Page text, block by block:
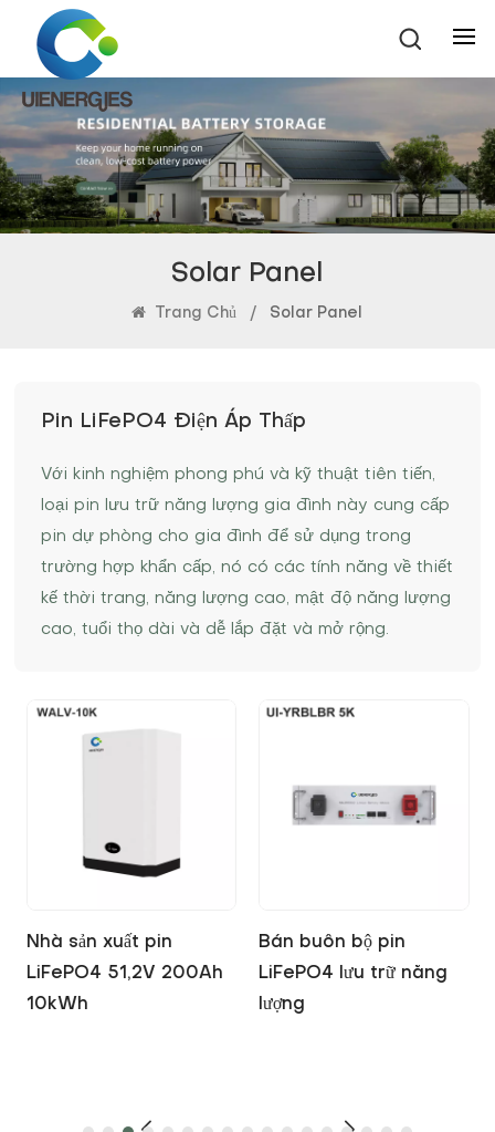
Solar Panel
Trang Chủ / Solar Panel
Pin LiFePO4 Điện Áp Thấp
Với kinh nghiệm phong phú và kỹ thuật tiên tiến,
loại pin lưu trữ năng lượng gia đình này cung cấp
pin dự phòng cho gia đình để sử dụng trong
trường hợp khẩn cấp, nó có các tính năng về thiết
kế thời trang, năng lượng cao, mật độ năng lượng
cao, tuổi thọ dài và dễ lắp đặt và mở rộng.
Nhà sản xuất pin
LiFePO4 51,2V 200Ah
10kWh
Bán buôn bộ pin
LiFePO4 lưu trữ năng
lượng